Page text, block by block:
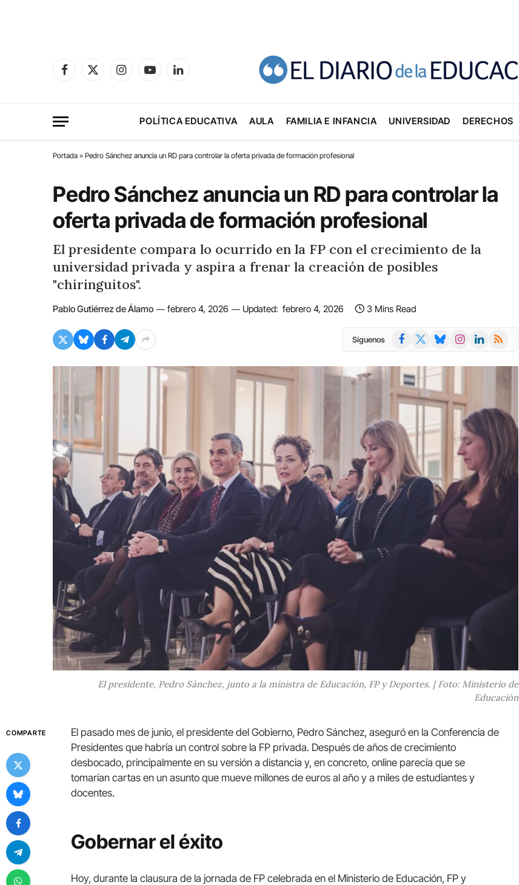
Facebook
X
InstagramYouTubeLinkedIn
POLÍTICA EDUCATIVA AULA FAMILIA E INFANCIA UNIVERSIDAD DERECHOS
Portada » Pedro Sánchez anuncia un RD para controlar la oferta privada de formación profesional
Pedro Sánchez anuncia un RD para controlar la
oferta privada de formación profesional
El presidente compara lo ocurrido en la FP con el crecimiento de la
universidad privada y aspira a frenar la creación de posibles
"chiringuitos".
Pablo Gutiérrez de Álamo febrero 4, 2026 Updated: febrero 4, 2026 3 Mins Read
Síguenos Facebook BlueskyInstagramLinkedIn
RSS
El presidente, Pedro Sánchez, junto a la ministra de Educación, FP y Deportes. | Foto: Ministerio de
Educación
COMPARTE
El pasado mes de junio, el presidente del Gobierno, Pedro Sánchez, aseguró en la Conferencia de
Presidentes que habría un control sobre la FP privada. Después de años de crecimiento
desbocado, principalmente en su versión a distancia y, en concreto, online parecía que se
tomarían cartas en un asunto que mueve millones de euros al año y a miles de estudiantes y
docentes.
Gobernar el éxito
Hoy, durante la clausura de la jornada de FP celebrada en el Ministerio de Educación, FP y